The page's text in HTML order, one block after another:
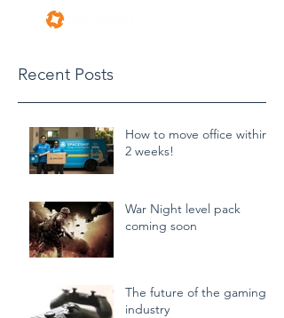
Recent Posts
How to move office within
2 weeks!
War Night level pack
coming soon
The future of the gaming
industry